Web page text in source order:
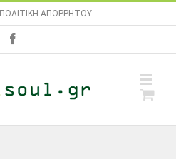
ΠΟΛΙΤΙΚΗ ΑΠΟΡΡΗΤΟΥ